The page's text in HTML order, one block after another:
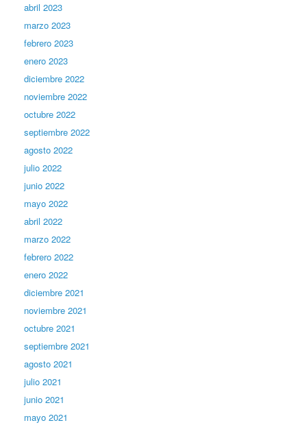
abril 2023
marzo 2023
febrero 2023
enero 2023
diciembre 2022
noviembre 2022
octubre 2022
septiembre 2022
agosto 2022
julio 2022
junio 2022
mayo 2022
abril 2022
marzo 2022
febrero 2022
enero 2022
diciembre 2021
noviembre 2021
octubre 2021
septiembre 2021
agosto 2021
julio 2021
junio 2021
mayo 2021